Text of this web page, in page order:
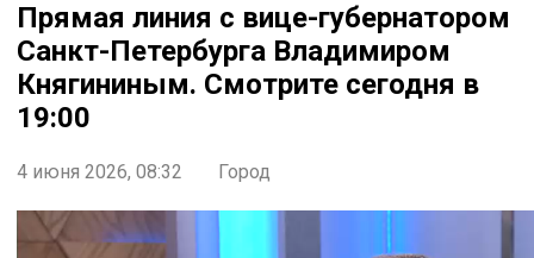
Прямая линия с вице-губернатором
Санкт-Петербурга Владимиром
Княгининым. Смотрите сегодня в
19:00
4 июня 2026, 08:32 Город